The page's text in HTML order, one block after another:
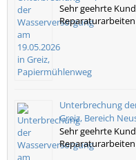
Sehr geehrte
Unterbrechung
Greiz, Bereich
Sehr geehrte